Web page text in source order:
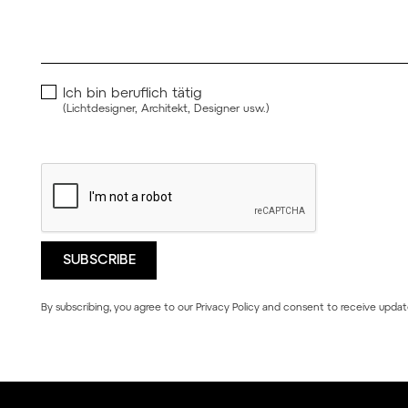
Ich bin beruflich tätig
(Lichtdesigner, Architekt, Designer usw.)
By subscribing, you agree to our Privacy Policy and consent to receive